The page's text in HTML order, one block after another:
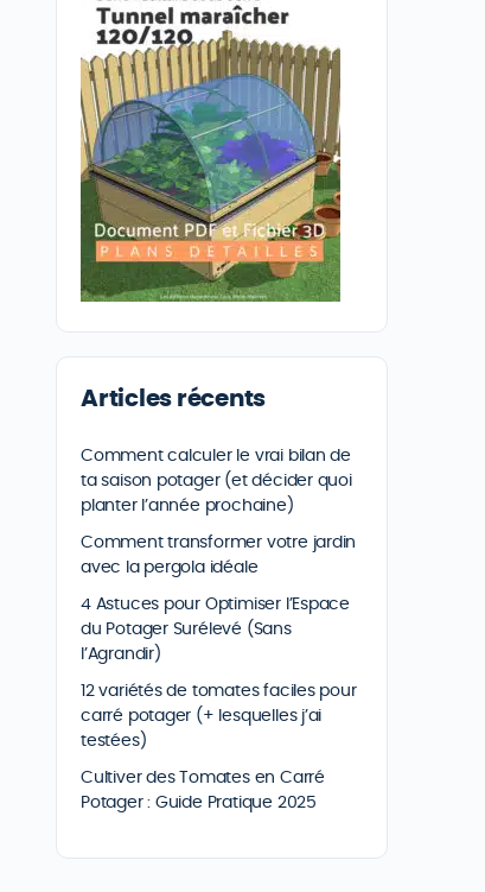
Articles récents
Comment calculer le vrai bilan de
ta saison potager (et décider quoi
planter l’année prochaine)
Comment transformer votre jardin
avec la pergola idéale
4 Astuces pour Optimiser l’Espace
du Potager Surélevé (Sans
l’Agrandir)
12 variétés de tomates faciles pour
carré potager (+ lesquelles j’ai
testées)
Cultiver des Tomates en Carré
Potager : Guide Pratique 2025